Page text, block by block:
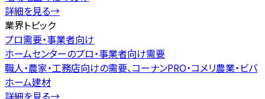
詳細を見る→
業界トピック
プロ需要・事業者向け
ホームセンターのプロ・事業者向け需要
職人・農家・工務店向けの需要、コーナンPRO・コメリ農業・ビバ
ホーム建材